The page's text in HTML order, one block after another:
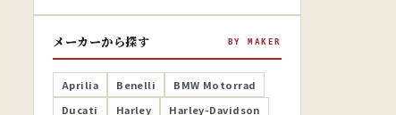
メーカーから探す BY MAKER
Aprilia Benelli
BMW Motorrad
Ducati
Harley
Harley-Davidson